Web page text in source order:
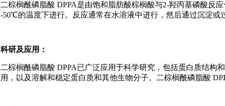
二棕榈酰磷脂酸 DPPA是由饱和脂肪酸棕榈酸与2-羟丙基磷酸反
-50℃的温度下进行。反应通常在水溶液中进行，然后通过沉淀或
科研及应用：
二棕榈酰磷脂酸 DPPA已广泛应用于科学研究，包括蛋白质结
用，以及溶解和稳定蛋白质和其他生物分子。二棕榈酰磷脂酸